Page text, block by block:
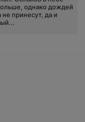
однако дождей
не принесут, да и